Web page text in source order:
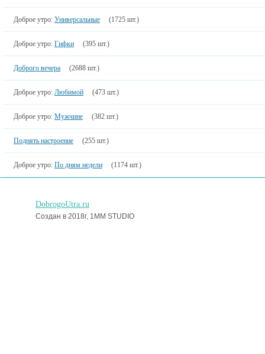
Доброе утро: Универсальные (1725 шт.)
Доброе утро: Гифки (395 шт.)
Доброго вечера (2688 шт.)
Доброе утро: Любимой (473 шт.)
Доброе утро: Мужчине (382 шт.)
Поднять настроение (255 шт.)
Доброе утро: По дням недели (1174 шт.)
DobrogoUtra.ru
Создан в 2018г, 1MM STUDIO